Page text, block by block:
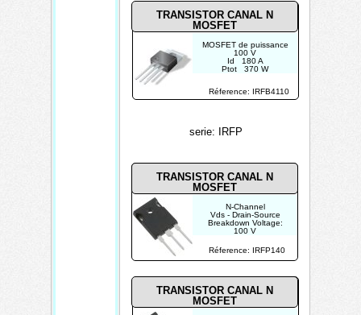
TRANSISTOR CANAL N
MOSFET
TRANSISTOR CANAL N
MOSFET
TRANSISTOR CANAL N
MOSFET
Réference: IRFB4110
Réference: IRFP140
MOSFET de puissance
100 V
Id 180 A
Ptot 370 W
N-Channel
Vds - Drain-Source
Breakdown Voltage:
100 V
Current: 31 A
Rds On - Drain-Source
Resistance: 77 mOhms
serie: IRFP